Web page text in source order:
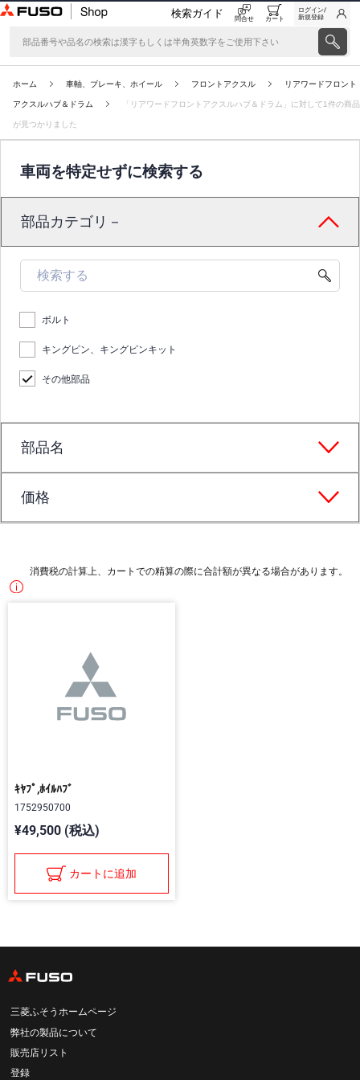
検索ガイド 問合せ カート
ログイン/
新規登録
ホーム 車軸、ブレーキ、ホイール フロントアクスル リアワードフロント
アクスルハブ＆ドラム 「リアワードフロントアクスルハブ＆ドラム」に対して1件の商品
が見つかりました
車両を特定せずに検索する
部品カテゴリ－
ボルト
キングピン、キングピンキット
その他部品
部品名
価格
消費税の計算上、カートでの精算の際に合計額が異なる場合があります。
ｷﾔﾌﾟ,ﾎｲﾙﾊﾌﾞ
1752950700
¥49,500 (税込)
カートに追加
三菱ふそうホームページ
弊社の製品について
販売店リスト
登録